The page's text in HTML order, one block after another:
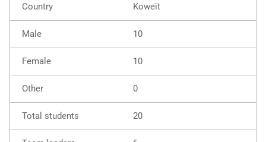
Koweït
10
10
0
20